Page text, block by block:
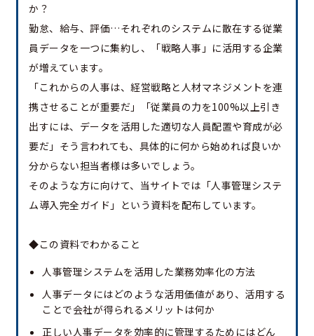
か？
勤怠、給与、評価…それぞれのシステムに散在する従業
員データを一つに集約し、「戦略人事」に活用する企業
が増えています。
「これからの人事は、経営戦略と人材マネジメントを連
携させることが重要だ」「従業員の力を100%以上引き
出すには、データを活用した適切な人員配置や育成が必
要だ」そう言われても、具体的に何から始めれば良いか
分からない担当者様は多いでしょう。
そのような方に向けて、当サイトでは「人事管理システ
ム導入完全ガイド」という資料を配布しています。
◆この資料でわかること
人事管理システムを活用した業務効率化の方法
人事データにはどのような活用価値があり、活用する
ことで会社が得られるメリットは何か
正しい人事データを効率的に管理するためにはどん